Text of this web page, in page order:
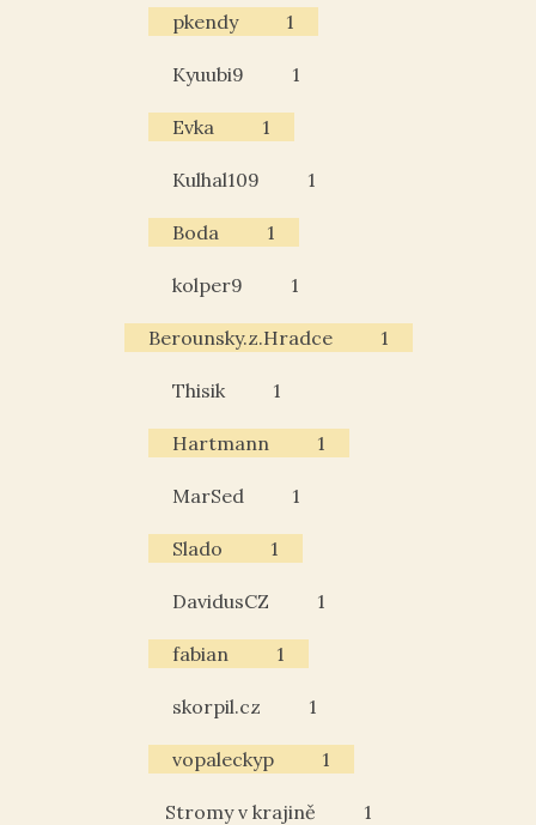
pkendy 1
Kyuubi9 1
Evka 1
Kulhal109 1
Boda 1
kolper9 1
Berounsky.z.Hradce 1
Thisik 1
Hartmann 1
MarSed 1
Slado 1
DavidusCZ 1
fabian 1
skorpil.cz 1
vopaleckyp 1
Stromy v krajině 1